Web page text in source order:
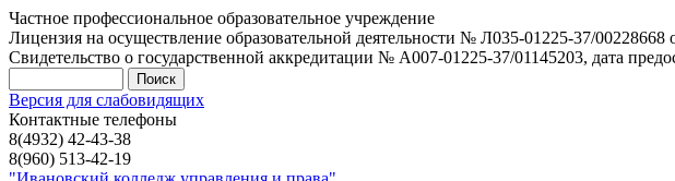
Частное профессиональное образовательное учреждение
Лицензия на осуществление образовательной деятельности № Л035-01225-37/00228668
Свидетельство о государственной аккредитации № А007-01225-37/01145203, дата
Версия для слабовидящих
Контактные телефоны
8(4932) 42-43-38
8(960) 513-42-19